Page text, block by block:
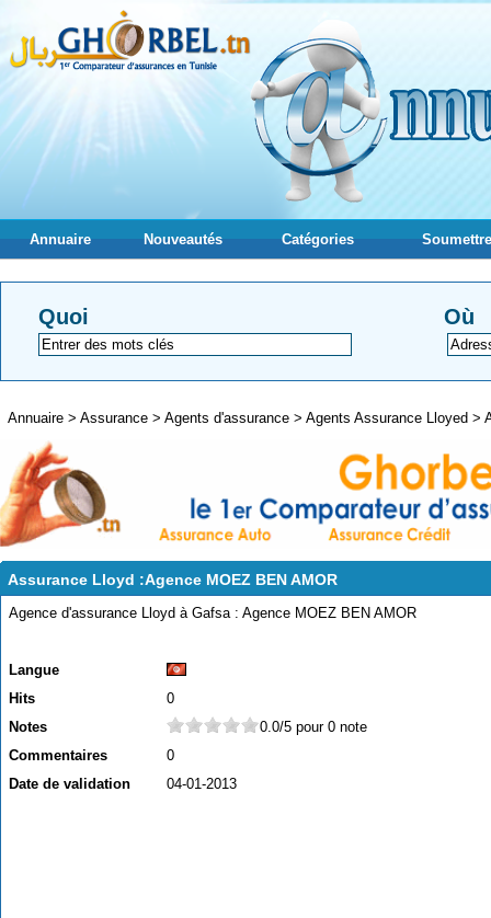
Annuaire Nouveautés Catégories
Quoi Où
Annuaire > Assurance > Agents d'assurance > Agents Assurance Lloyed >
Assurance Lloyd :Agence MOEZ BEN AMOR
Agence d'assurance Lloyd à Gafsa : Agence MOEZ BEN AMOR
Langue
Hits
0
Notes
0.0/5 pour 0 note
Commentaires
0
Date de validation
04-01-2013